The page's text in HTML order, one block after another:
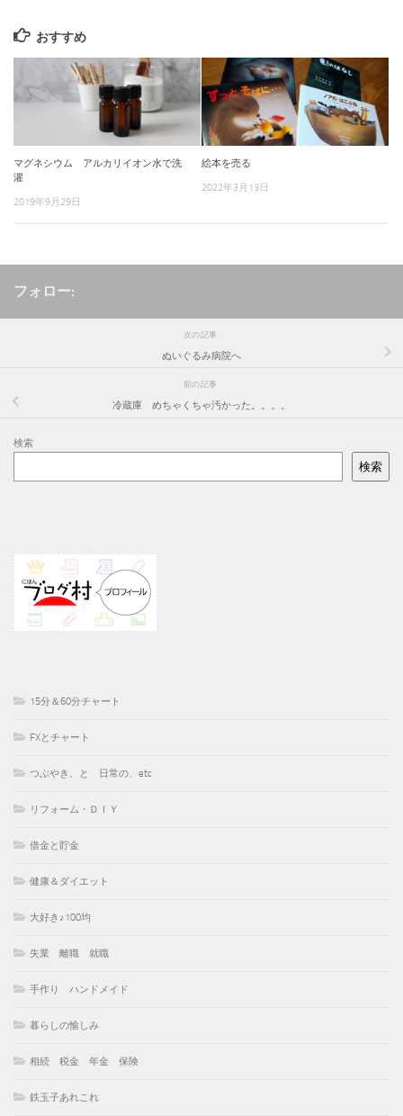
おすすめ
マグネシウム アルカリイオン水で洗
濯
2019年9月29日
絵本を売る
2022年3月13日
フォロー:
次の記事
ぬいぐるみ病院へ
前の記事
冷蔵庫 めちゃくちゃ汚かった。。。。
検索
検索
15分＆60分チャート
FXとチャート
つぶやき、と 日常の、etc
リフォーム・ＤＩＹ
借金と貯金
健康＆ダイエット
大好き♪100均
失業 離職 就職
手作り ハンドメイド
暮らしの愉しみ
相続 税金 年金 保険
鉄玉子あれこれ